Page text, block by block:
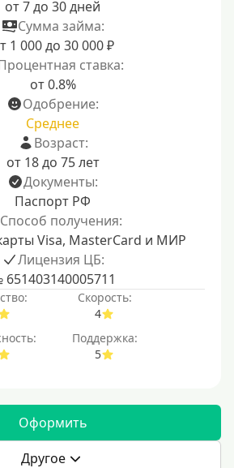
от 7 до 30 дней
Сумма займа:
1 000 до 30 000 ₽
ставка:
от 0.8%
Одобрение:
Среднее
Возраст:
от 18 до 75 лет
Документы:
Паспорт РФ
Способ получения:
Visa, MasterCard и МИР
Лицензия ЦБ:
Скорость:
4
Поддержка:
5
Оформить
Другое